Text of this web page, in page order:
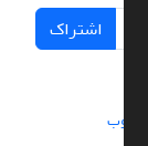
اشتراک
سیناوب